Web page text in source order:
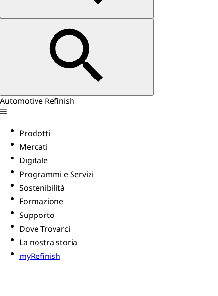
Automotive Refinish
Prodotti
Mercati
Digitale
Programmi e Servizi
Sostenibilità
Formazione
Supporto
Dove Trovarci
La nostra storia
myRefinish